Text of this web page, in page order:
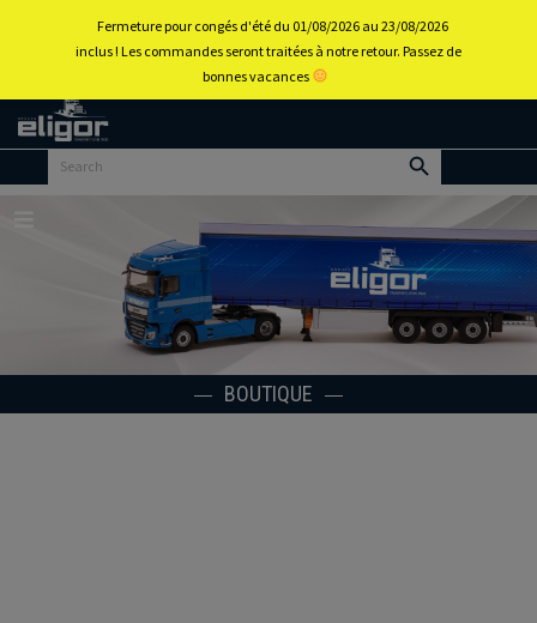
Retour
BOUTIQUE
Fermeture pour congés d'été du 01/08/2026 au 23/08/2026
inclus ! Les commandes seront traitées à notre retour. Passez de
bonnes vacances